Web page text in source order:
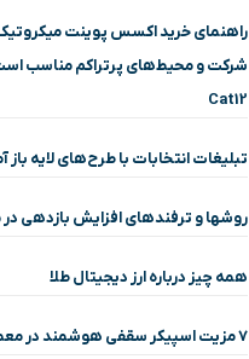
راهنمای خرید اکسس پوینت
Cat12
تبلیغات انتخابات با طرح‌های لایه
روشها و ترفندهای افزایش بازدهی
همه چیز درباره ارز دیجیتال طلا
۷ مزیت اسپیکر سقفی هوشمند در معماری خانه‌ های مدرن